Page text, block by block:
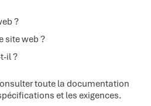
?
site web ?
il ?
toute la documentation
et les exigences.